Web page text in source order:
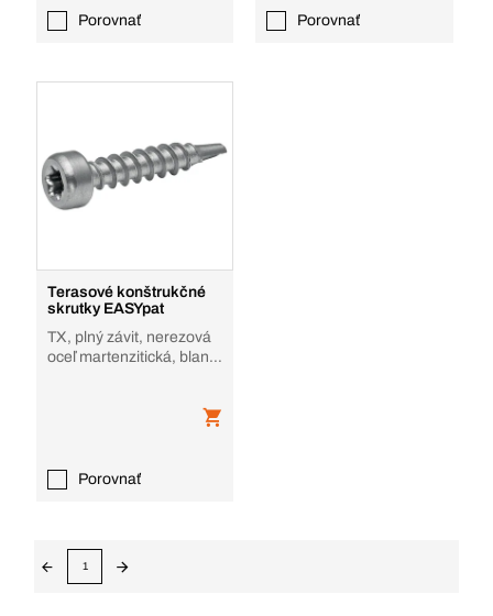
Porovnať Porovnať
Terasové konštrukčné
skrutky EASYpat
TX, plný závit, nerezová
oceľ martenzitická, blank
Porovnať
1